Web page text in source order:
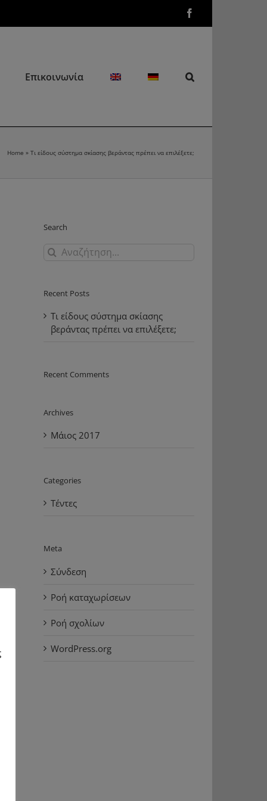
Επικοινωνία
Home » Τι είδους σύστημα σκίασης βεράντας πρέπει να επιλέξετε;
Search
Αναζήτηση
Recent Posts
Τι είδους σύστημα σκίασης
βεράντας πρέπει να επιλέξετε;
Recent Comments
Archives
Μάιος 2017
Categories
Τέντες
Meta
Σύνδεση
Ροή καταχωρίσεων
Ροή σχολίων
WordPress.org